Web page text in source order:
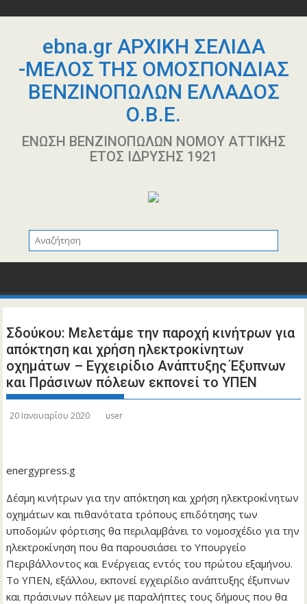
περιεχόμενοebna.gr ΑΡΧΙΚΗ ΣΕΛΙΔΑ
-ΜΕΛΟΣ ΤΗΣ ΟΜΟΣΠΟΝΔΙΑΣ
ΒΕΝΖΙΝΟΠΩΛΩΝ ΕΛΛΑΔΟΣ
Ο.Β.Ε.
ΕΝΩΣΗ ΒΕΝΖΙΝΟΠΩΛΩΝ ΝΟΜΟΥ ΑΤΤΙΚΗΣ
ΕΤΟΣ ΙΔΡΥΣΗΣ 1921
Σδούκου: Μελετάμε την παροχή κινήτρων για
απόκτηση και χρήση ηλεκτροκίνητων
οχημάτων – Εγχειρίδιο Ανάπτυξης Έξυπνων
και Πράσινων πόλεων εκπονεί το ΥΠΕΝ
20 Ιανουαρίου 2020 user
energypress.g
Δέσμη κινήτρων για την απόκτηση και χρήση ηλεκτροκίνητων
οχημάτων και πιθανότατα τρόπους επιδότησης των
υποδομών φόρτισης θα περιλαμβάνει το νομοσχέδιο για την
ηλεκτροκίνηση που θα παρουσιάσει το Υπουργείο
Περιβάλλοντος και Ενέργειας εντός του πρώτου εξαμήνου.
Το ΥΠΕΝ, εξάλλου, εκπονεί εγχειρίδιο ανάπτυξης έξυπνων
και πράσινων πόλεων με παραλήπτες τους δήμους που θα